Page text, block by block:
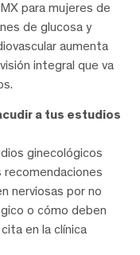
para mujeres de
de glucosa y
aumenta
integral que va
a tus estudios
ginecológicos
nerviosas por no
o cómo deben
en la clínica